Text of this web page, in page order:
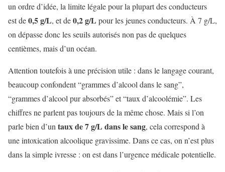
un ordre d’idée, la limite légale pour la plupart des conducteurs
est de0,5 g/L, et de0,2 g/L pour les jeunes conducteurs. À 7 g/L,
on dépasse donc les seuils autorisés non pas de quelques
centièmes, mais d’un océan.
Attention toutefois à une précision utile : dans le langage courant,
beaucoup confondent “grammes d’alcool dans le sang”,
“grammes d’alcool pur absorbés” et “taux d’alcoolémie”. Les
chiffres ne parlent pas toujours de la même chose. Mais si l’on
parle bien d’un taux de 7 g/L dans le sang, cela correspond à
une intoxication alcoolique gravissime. Dans ce cas, on n’est plus
dans la simple ivresse : on est dans l’urgence médicale potentielle.